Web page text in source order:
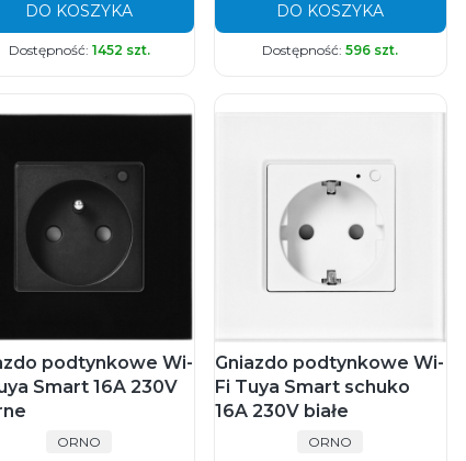
DO KOSZYKA
Dostępność: 1452 szt.
DO KOSZYKA
Dostępność:596 szt.
podtynkowe Wi-
Smart 16A 230V
PRODUCENT
ORNO
Gniazdo podtynkowe Wi-
Fi Tuya Smart schuko
16A 230V białe
PRODUCENT
ORNO